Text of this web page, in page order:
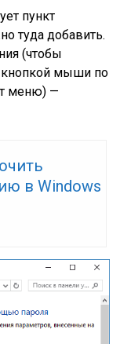
пункт
туда добавить.
(чтобы
кнопкой мыши по
меню) —
в Windows